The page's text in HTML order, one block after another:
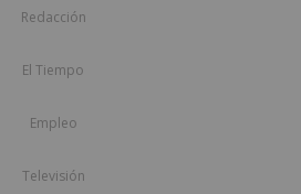
Redacción
El Tiempo
Empleo
Televisión